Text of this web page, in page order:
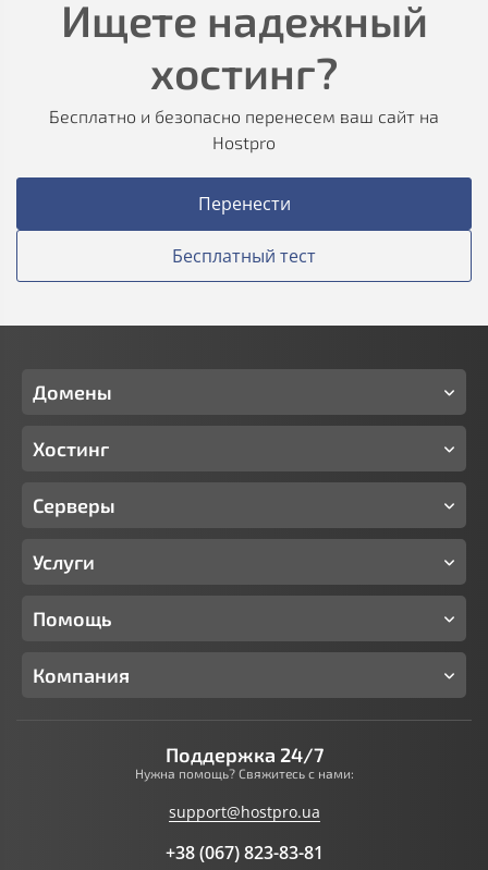
Ищете надежный
хостинг?
Бесплатно и безопасно перенесем ваш сайт на
Hostpro
Перенести
Бесплатный тест
Домены
Хостинг
Серверы
Услуги
Помощь
Компания
Поддержка 24/7
Нужна помощь? Свяжитесь с нами:
support@hostpro.ua
+38 (067) 823-83-81